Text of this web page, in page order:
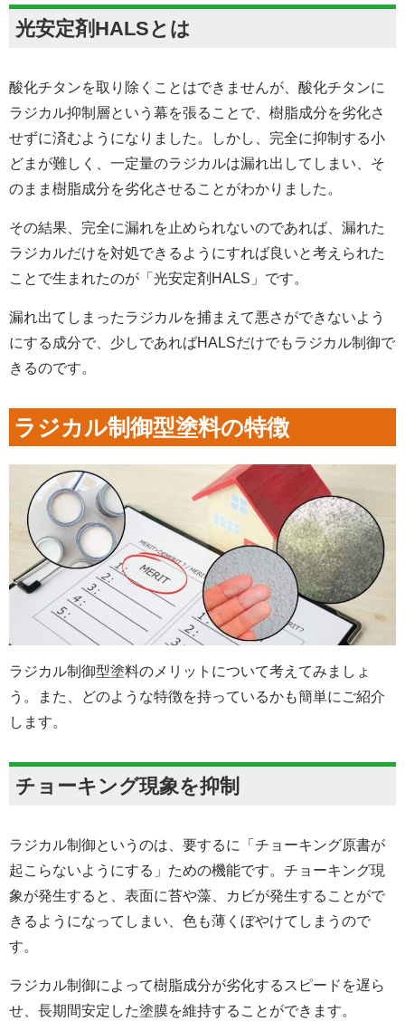
光安定剤HALSとは
酸化チタンを取り除くことはできませんが、酸化チタンに
ラジカル抑制層という幕を張ることで、樹脂成分を劣化さ
せずに済むようになりました。しかし、完全に抑制する小
どまが難しく、一定量のラジカルは漏れ出してしまい、そ
のまま樹脂成分を劣化させることがわかりました。
その結果、完全に漏れを止められないのであれば、漏れた
ラジカルだけを対処できるようにすれば良いと考えられた
ことで生まれたのが「光安定剤HALS」です。
漏れ出てしまったラジカルを捕まえて悪さができないよう
にする成分で、少しであればHALSだけでもラジカル制御で
きるのです。
ラジカル制御型塗料の特徴
ラジカル制御型塗料のメリットについて考えてみましょ
う。また、どのような特徴を持っているかも簡単にご紹介
します。
チョーキング現象を抑制
ラジカル制御というのは、要するに「チョーキング原書が
起こらないようにする」ための機能です。チョーキング現
象が発生すると、表面に苔や藻、カビが発生することがで
きるようになってしまい、色も薄くぼやけてしまうので
す。
ラジカル制御によって樹脂成分が劣化するスピードを遅ら
せ、長期間安定した塗膜を維持することができます。